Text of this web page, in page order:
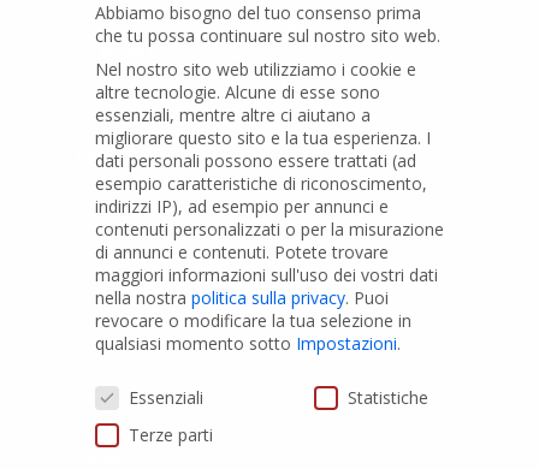
16015 Casella (GE) – Italy
01079200299
PRODOTTI
Tubi PVC
Raccordi PVC
Tubi e Raccordi in PVC-A
Pozzi Artesiani
Abbiamo bisogno del tuo consenso prima
che tu possa continuare sul nostro sito web.
Nel nostro sito web utilizziamo i cookie e
altre tecnologie. Alcune di esse sono
essenziali, mentre altre ci aiutano a
migliorare questo sito e la tua esperienza. I
dati personali possono essere trattati (ad
esempio caratteristiche di riconoscimento,
indirizzi IP), ad esempio per annunci e
contenuti personalizzati o per la misurazione
di annunci e contenuti. Potete trovare
maggiori informazioni sull'uso dei vostri dati
nella nostra politica sulla privacy. Puoi
revocare o modificare la tua selezione in
qualsiasi momento sotto Impostazioni.
Preferenze Privacy
Essenziali
Statistiche
Terze parti